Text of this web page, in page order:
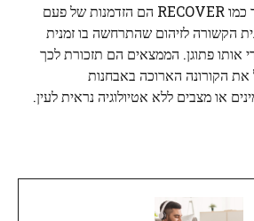
תצפיתיים גדולים במיוחד כמו RECOVER הם הזדמנות של פעם
הקשורה לזיהום שהתרחשה בו זמנית
אותו פתוגן. הממצאים הם תזכורת לכך
את הקורונה הארוכה באבחנות
או מצבים ללא אטיולוגיה נראית לעין.